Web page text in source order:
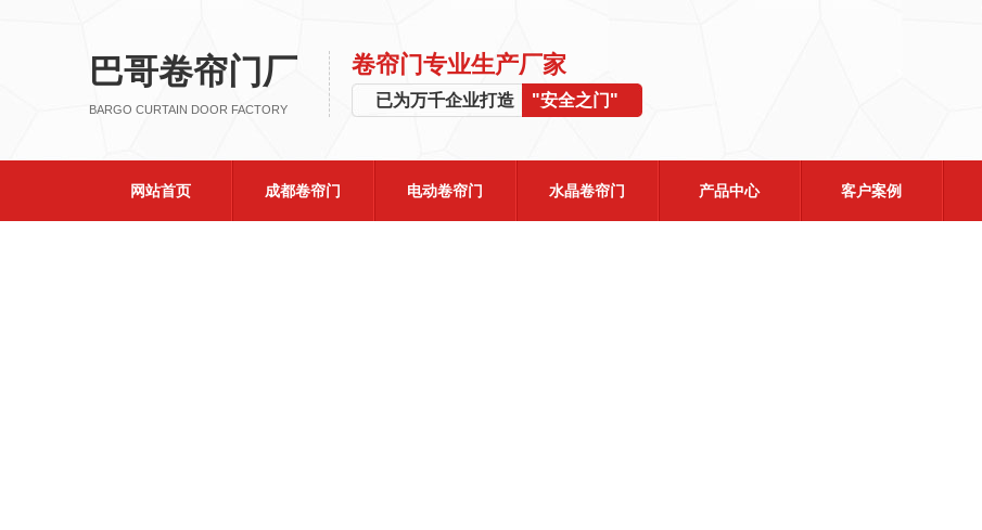
巴哥卷帘门厂
BARGO CURTAIN DOOR FACTORY
卷帘门专业生产厂家
已为万千企业打造 "安全之门"
网站首页 成都卷帘门 电动卷帘门 水晶卷帘门 产品中心 客户案例